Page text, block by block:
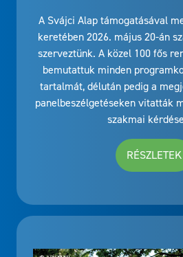
A Svájci Alap támogatásával
keretében 2026. május 20-án
szerveztünk. A közel 100 fős
bemutattuk minden
tartalmát, délután pedig a
panelbeszélgetéseken vitatták
szakmai
RÉSZLETEK